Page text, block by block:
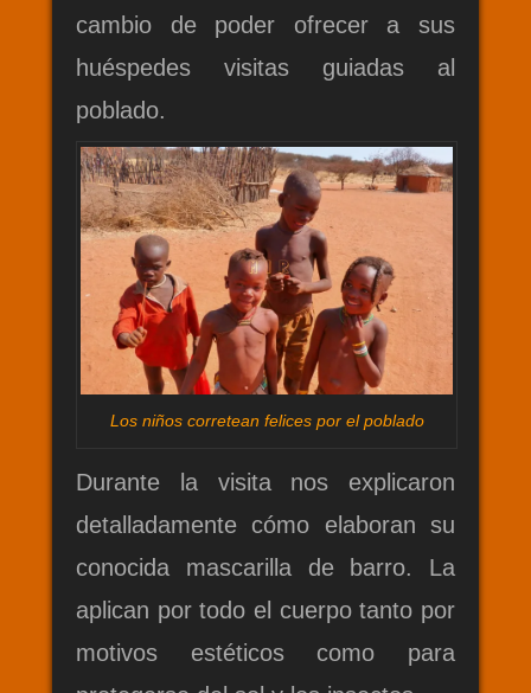
cambio de poder ofrecer a sus
huéspedes visitas guiadas al
poblado.
Los niños corretean felices por el poblado
Durante la visita nos explicaron
detalladamente cómo elaboran su
conocida mascarilla de barro. La
aplican por todo el cuerpo tanto por
motivos estéticos como para